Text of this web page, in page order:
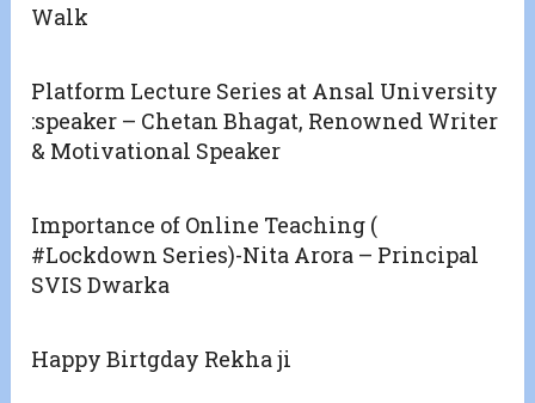
Walk
Platform Lecture Series at Ansal University
:speaker – Chetan Bhagat, Renowned Writer
& Motivational Speaker
Importance of Online Teaching (
#Lockdown Series)-Nita Arora – Principal
SVIS Dwarka
Happy Birtgday Rekha ji